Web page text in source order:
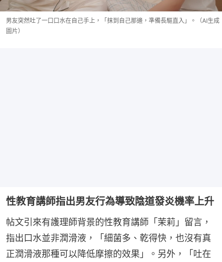
男友突然吐了一口口水在自己手上，「抹到自己那邊，準備長驅直入」。（AI生成
圖片）
性教育講師指出男友行為導致陰道發炎機率上升
帖文引來有護理師背景的性教育講師「茉莉」留言，
指出口水並非潤滑液，「細菌多、乾得快，也沒有真
正潤滑液那種可以降低摩擦的效果」。另外，「吐在